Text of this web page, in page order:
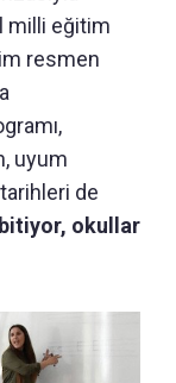
milli eğitim
resmen
uyum
de
okullar